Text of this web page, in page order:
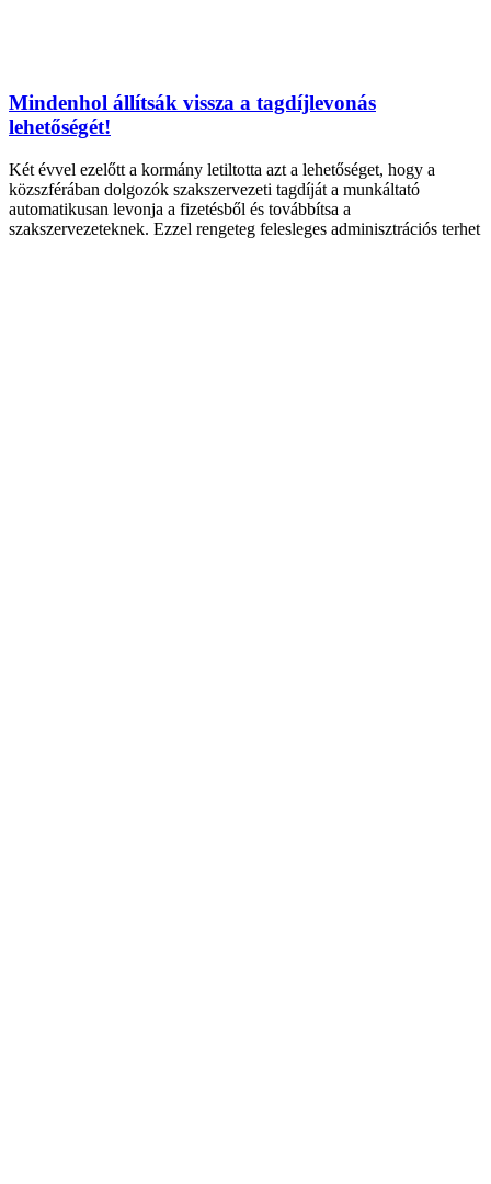
Mindenhol állítsák vissza a tagdíjlevonás
lehetőségét!
Két évvel ezelőtt a kormány letiltotta azt a lehetőséget, hogy a
közszférában dolgozók szakszervezeti tagdíját a munkáltató
automatikusan levonja a fizetésből és továbbítsa a
szakszervezeteknek. Ezzel rengeteg felesleges adminisztrációs terhet